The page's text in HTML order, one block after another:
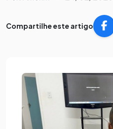
Compartilhe este artigo